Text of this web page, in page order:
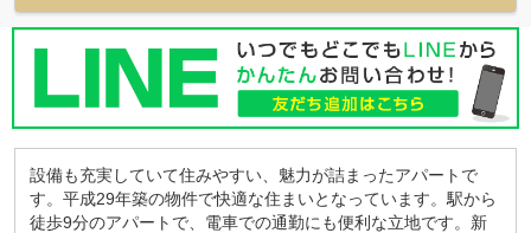
設備も充実していて住みやすい、魅力が詰まったアパートで
す。平成29年築の物件で快適な住まいとなっています。駅から
徒歩9分のアパートで、電車での通勤にも便利な立地です。新